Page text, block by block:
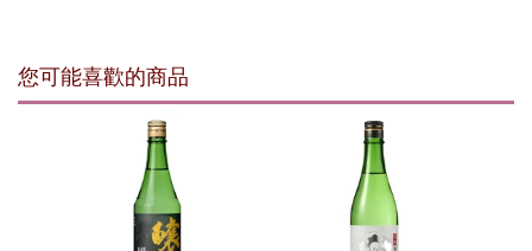
您可能喜歡的商品